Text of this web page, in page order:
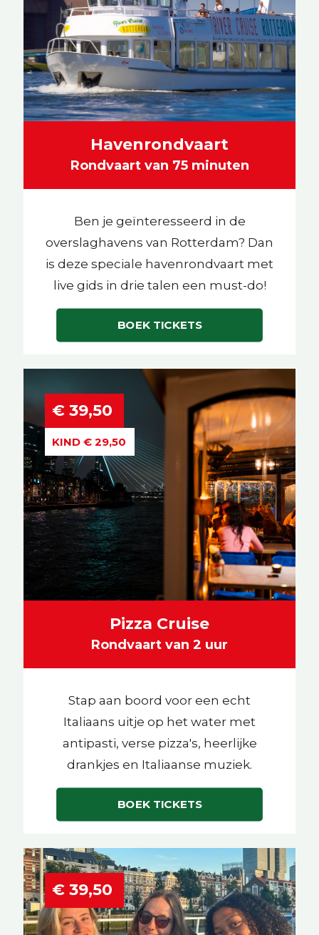
Havenrondvaart
Rondvaart van 75 minuten
Ben je geïnteresseerd in de
overslaghavens van Rotterdam? Dan
is deze speciale havenrondvaart met
live gids in drie talen een must-do!
BOEK TICKETS
€ 39,50
KIND € 29,50
Pizza Cruise
Rondvaart van 2 uur
Stap aan boord voor een echt
Italiaans uitje op het water met
antipasti, verse pizza's, heerlijke
drankjes en Italiaanse muziek.
BOEK TICKETS
€ 39,50